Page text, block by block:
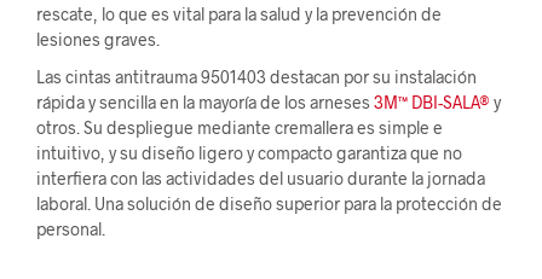
rescate, lo que es vital para la salud y la prevención de
lesiones graves.
Las cintas antitrauma 9501403 destacan por su instalación
rápida y sencilla en la mayoría de los arneses 3M™ DBI-SALA® y
otros. Su despliegue mediante cremallera es simple e
intuitivo, y su diseño ligero y compacto garantiza que no
interfiera con las actividades del usuario durante la jornada
laboral. Una solución de diseño superior para la protección de
personal.